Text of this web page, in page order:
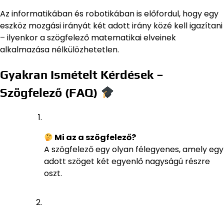
Az informatikában és robotikában is előfordul, hogy egy
eszköz mozgási irányát két adott irány közé kell igazítani
– ilyenkor a szögfelező matematikai elveinek
alkalmazása nélkülözhetetlen.
Gyakran Ismételt Kérdések –
Szögfelező (FAQ)
Mi az a szögfelező?
A szögfelező egy olyan félegyenes, amely egy
adott szöget két egyenlő nagyságú részre
oszt.